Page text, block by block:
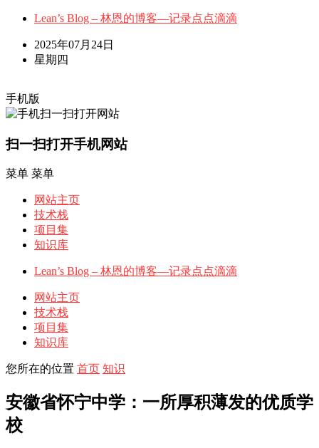
Lean’s Blog – 林恩的博客—记录点点滴滴
2025年07月24日
星期四
手机版
扫一扫打开手机网站
菜单 菜单
网站主页
技术栈
项目集
知识库
Lean’s Blog – 林恩的博客—记录点点滴滴
网站主页
技术栈
项目集
知识库
您所在的位置 首页 知识
安徽省怀宁中学：一所厚积薄发的优质学
校